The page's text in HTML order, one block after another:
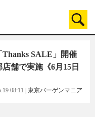
Thanks SALE」開催
舗で実施《6月15日
08:11 東京バーゲンマニア